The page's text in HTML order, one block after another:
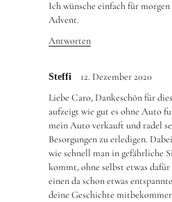
Ich wünsche einfach für
Advent.
Antworten
Steffi
12. Dezember 2020
Liebe Caro, Dankeschön für
aufzeigt wie gut es ohne Auto
mein Auto verkauft und radel
Besorgungen zu erledigen.
wie schnell man in gefährliche
kommt, ohne selbst etwas
einen da schon etwas
deine Geschichte